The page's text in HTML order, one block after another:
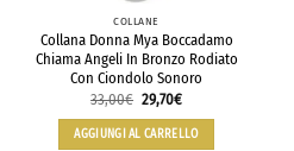
COLLANE
Collana Donna Mya Boccadamo
Chiama Angeli In Bronzo Rodiato
Con Ciondolo Sonoro
33,00€ 29,70€
AGGIUNGI AL CARRELLO